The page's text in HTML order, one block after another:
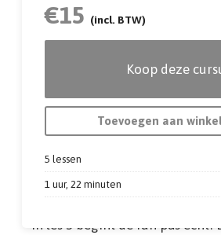
€15 (incl. BTW)
Koop deze
Toevoegen aan
5 lessen
1 uur, 22 minuten
vullen. Met de handige tips uit
een handomdraai een tof
• In de eerste les gaan we ons
schetsen in het leporello boekje.
pagina gevuld hebt.
• In les 2 laat ik je zien hoe je
• In les 3 begint de fun pas echt!